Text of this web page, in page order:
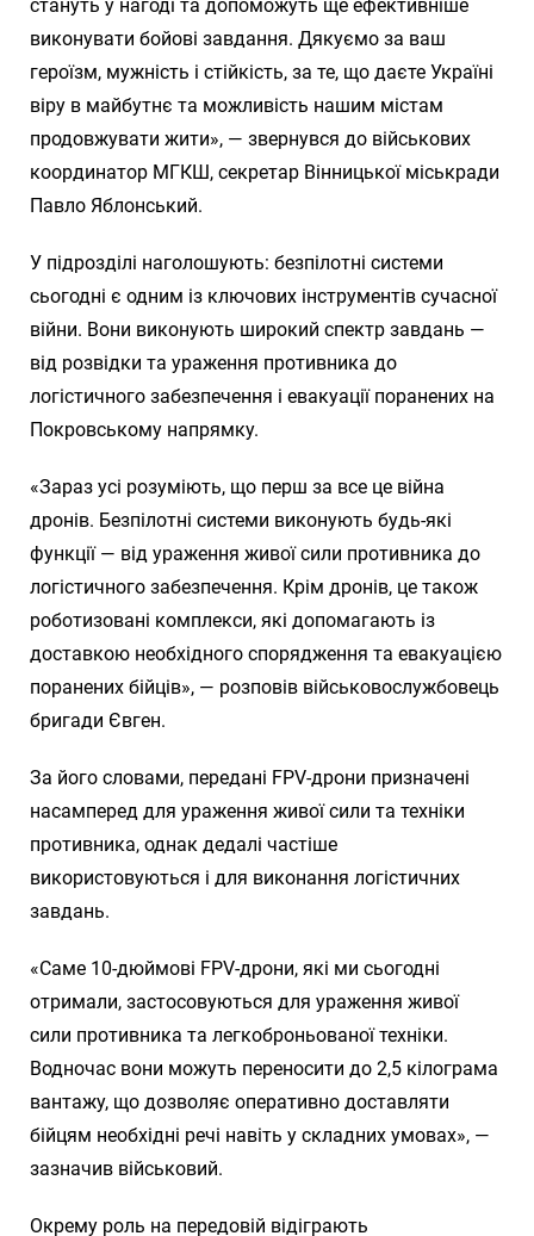
стануть у нагоді та допоможуть ще ефективніше
виконувати бойові завдання. Дякуємо за ваш
героїзм, мужність і стійкість, за те, що даєте Україні
віру в майбутнє та можливість нашим містам
продовжувати жити», — звернувся до військових
координатор МГКШ, секретар Вінницької міськради
Павло Яблонський.
У підрозділі наголошують: безпілотні системи
сьогодні є одним із ключових інструментів сучасної
війни. Вони виконують широкий спектр завдань —
від розвідки та ураження противника до
логістичного забезпечення і евакуації поранених на
Покровському напрямку.
«Зараз усі розуміють, що перш за все це війна
дронів. Безпілотні системи виконують будь-які
функції — від ураження живої сили противника до
логістичного забезпечення. Крім дронів, це також
роботизовані комплекси, які допомагають із
доставкою необхідного спорядження та евакуацією
поранених бійців», — розповів військовослужбовець
бригади Євген.
За його словами, передані FPV-дрони призначені
насамперед для ураження живої сили та техніки
противника, однак дедалі частіше
використовуються і для виконання логістичних
завдань.
«Саме 10-дюймові FPV-дрони, які ми сьогодні
отримали, застосовуються для ураження живої
сили противника та легкоброньованої техніки.
Водночас вони можуть переносити до 2,5 кілограма
вантажу, що дозволяє оперативно доставляти
бійцям необхідні речі навіть у складних умовах», —
зазначив військовий.
Окрему роль на передовій відіграють